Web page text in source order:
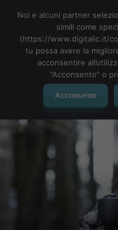
Noi e alcuni partner
simili come
(https://www.digitalic.it/
tu possa avere la
acconsentire
"Acconsento" o
Acconsento